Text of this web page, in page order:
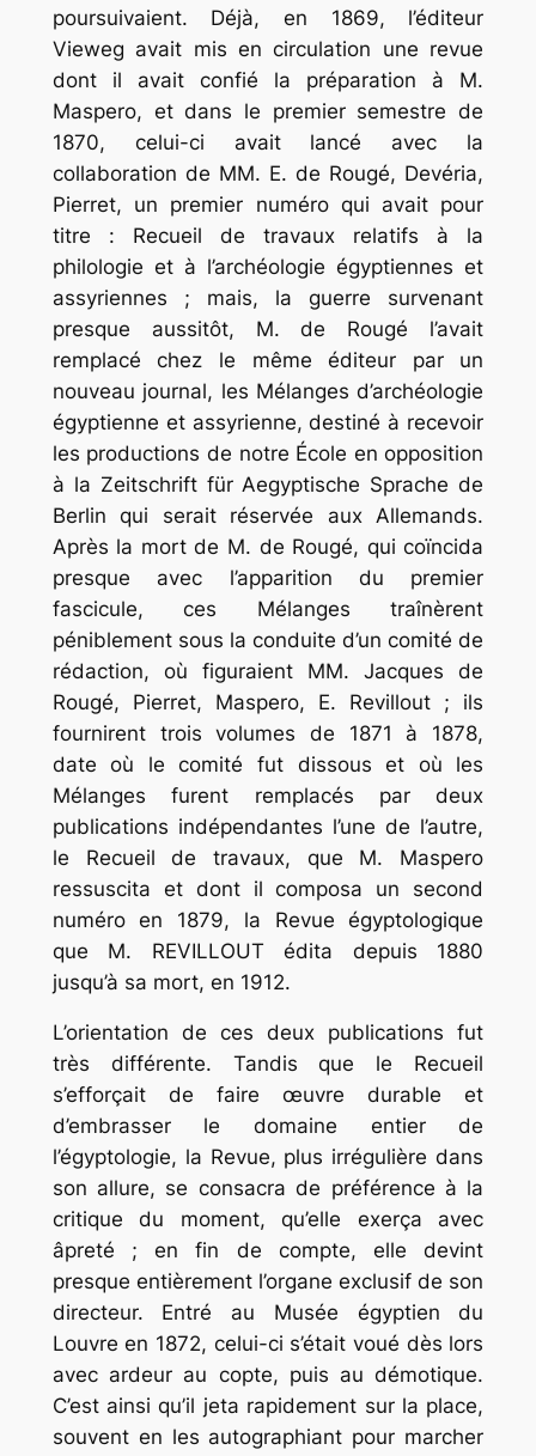
poursuivaient. Déjà, en 1869, l’éditeur
Vieweg avait mis en circulation une revue
dont il avait confié la préparation à M.
Maspero, et dans le premier semestre de
1870, celui-ci avait lancé avec la
collaboration de MM. E. de Rougé, Devéria,
Pierret, un premier numéro qui avait pour
titre : Recueil de travaux relatifs à
la
philologie et à l’archéologie égyptiennes et
assyriennes ; mais, la guerre survenant
presque aussitôt, M. de Rougé l’avait
remplacé chez le même éditeur par un
nouveau journal, les Mélanges d’archéologie
égyptienne et assyrienne, destiné à recevoir
les productions de notre École en opposition
à la Zeitschrift für Aegyptische Sprache de
Berlin qui serait réservée aux Allemands.
Après la mort de M. de Rougé, qui coïncida
presque avec l’apparition du premier
fascicule, ces Mélanges traînèrent
péniblement sous la conduite d’un comité de
rédaction, où figuraient MM. Jacques de
Rougé, Pierret, Maspero, E. Revillout ; ils
fournirent trois volumes de 1871 à 1878,
date où le comité fut dissous et où les
Mélanges furent remplacés par deux
publications indépendantes l’une de l’autre,
le Recueil de travaux, que M. Maspero
ressuscita et dont il composa un second
numéro en 1879, la Revue
égyptologique
que M. REVILLOUT édita depuis 1880
jusqu’à sa mort, en 1912.
L’orientation de ces deux publications fut
très différente. Tandis que le Recueil
s’efforçait de faire œuvre durable et
d’embrasser le domaine entier de
l’égyptologie, la Revue, plus irrégulière dans
son allure, se consacra de préférence à la
critique du moment, qu’elle exerça avec
âpreté ; en fin de compte, elle devint
presque entièrement l’organe exclusif de son
directeur. Entré au Musée égyptien du
Louvre en 1872, celui-ci s’était voué dès lors
avec ardeur au copte, puis au démotique.
C’est ainsi qu’il jeta rapidement sur la place,
souvent en les autographiant pour marcher